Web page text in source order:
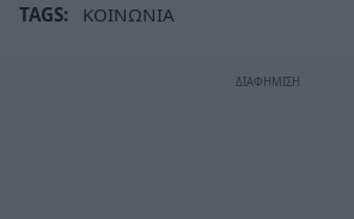
TAGS: ΚΟΙΝΩΝΙΑ